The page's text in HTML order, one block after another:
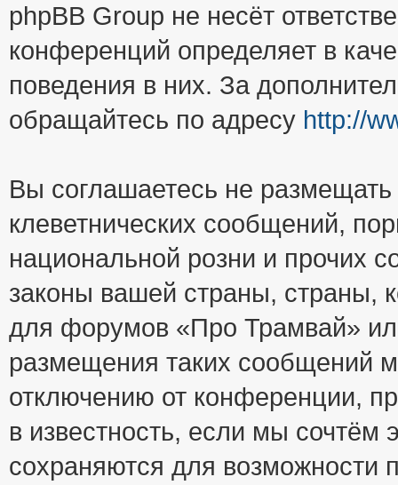
phpBB Group не несёт
конференций определяет в
поведения в них. За
обращайтесь по адресу http://
Вы соглашаетесь не
клеветнических сообщений,
национальной розни и прочих
законы вашей страны, страны,
для форумов «Про Трамвай»
размещения таких сообщений
отключению от конференции,
в известность, если мы
сохраняются для возможности